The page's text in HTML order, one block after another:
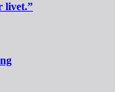
livet.”